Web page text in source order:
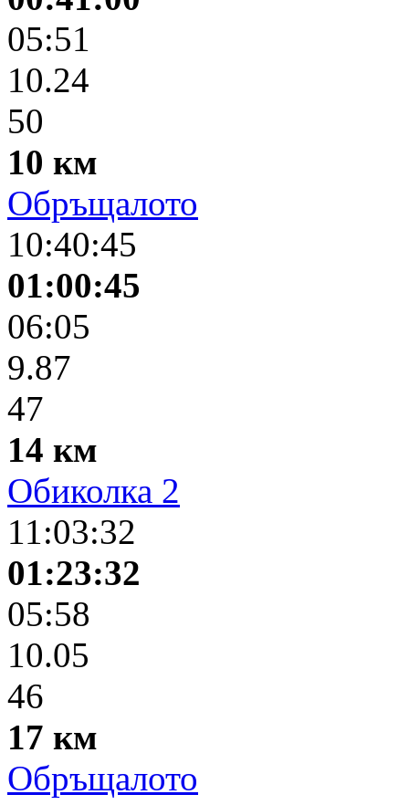
05:51
10.24
50
10 км
Обръщалото
10:40:45
01:00:45
06:05
9.87
47
14 км
Обиколка 2
11:03:32
01:23:32
05:58
10.05
46
17 км
Обръщалото